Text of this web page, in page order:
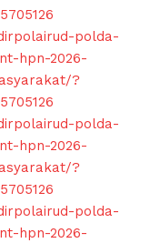
polda-
hpn-2026-
?
polda-
hpn-2026-
?
polda-
hpn-2026-